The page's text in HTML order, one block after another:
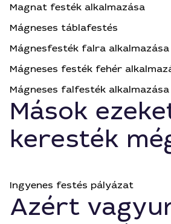
Magnat festék alkalmazása
Mágneses táblafestés
Mágnesfesték falra alkalmazása
Mágneses festék fehér
Mágneses falfesték alkalmazása
Mások
keresték
Ingyenes festés pályázat
Azért